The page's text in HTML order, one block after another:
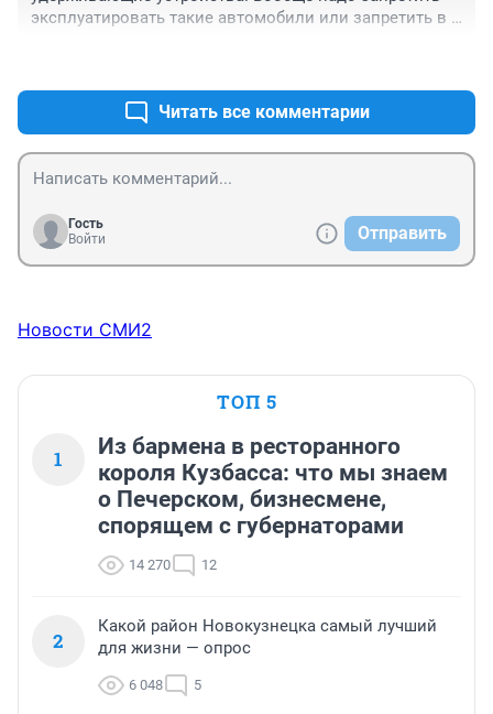
эксплуатировать такие автомобили или запретить в
Читать все комментарии
Гость
Войти
Отправить
Новости СМИ2
ТОП 5
1
Из бармена в ресторанного
короля Кузбасса: что мы знаем
о Печерском, бизнесмене,
спорящем с губернаторами
14 270 12
2
Какой район Новокузнецка самый лучший
для жизни — опрос
6 048 5